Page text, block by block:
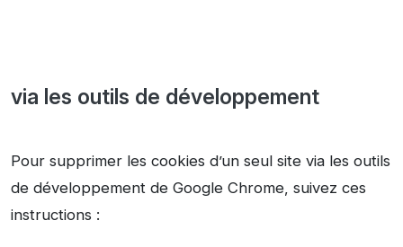
via les outils de développement
Pour supprimer les cookies d’un seul site via les outils
de développement de Google Chrome, suivez ces
instructions :